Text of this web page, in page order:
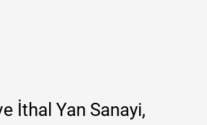
İthal Yan Sanayi,